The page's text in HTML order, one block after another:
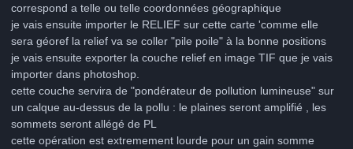
correspond a telle ou telle coordonnées géographique
je vais ensuite importer le RELIEF sur cette carte 'comme elle
sera géoref la relief va se coller "pile poile" à la bonne positions
je vais ensuite exporter la couche relief en image TIF que je vais
importer dans photoshop.
cette couche servira de "pondérateur de pollution lumineuse" sur
un calque au-dessus de la pollu : le plaines seront amplifié , les
sommets seront allégé de PL
cette opération est extremement lourde pour un gain somme